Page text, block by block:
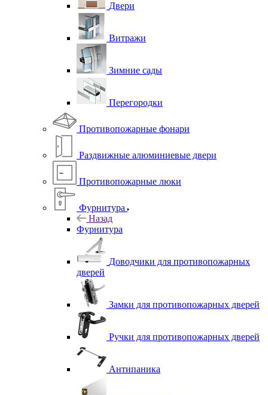
Двери
Витражи
Зимние сады
Перегородки
Противопожарные фонари
Раздвижные алюминиевые двери
Противопожарные люки
Фурнитура
Назад
Фурнитура
Доводчики для противопожарных
дверей
Замки для противопожарных дверей
Ручки для противопожарных дверей
Антипаника